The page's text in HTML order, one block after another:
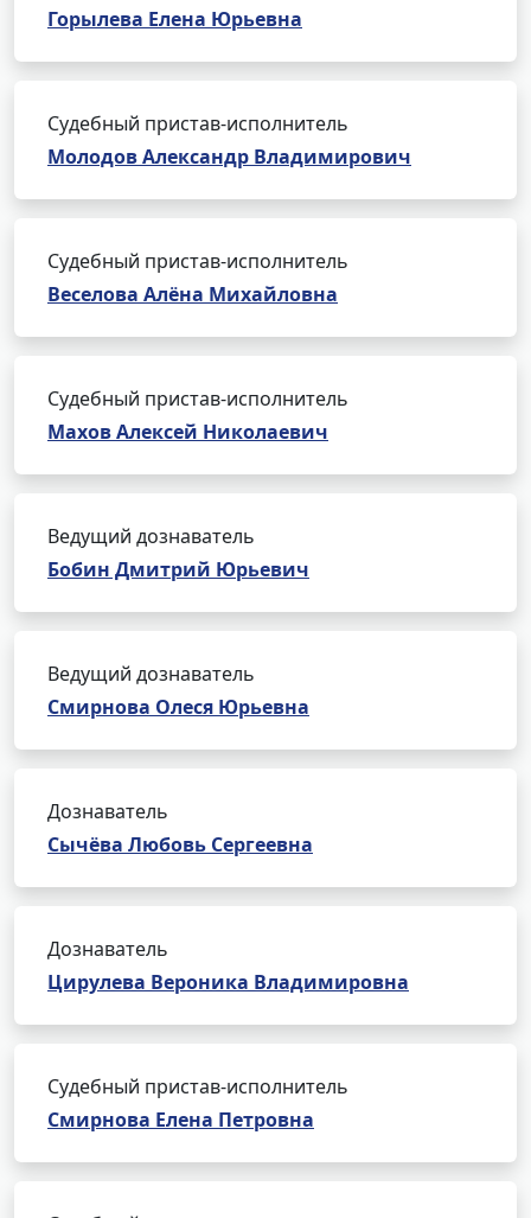
Горылева Елена Юрьевна
Судебный пристав-исполнитель
Молодов Александр Владимирович
Судебный пристав-исполнитель
Веселова Алёна Михайловна
Судебный пристав-исполнитель
Махов Алексей Николаевич
Ведущий дознаватель
Бобин Дмитрий Юрьевич
Ведущий дознаватель
Смирнова Олеся Юрьевна
Дознаватель
Сычёва Любовь Сергеевна
Дознаватель
Цирулева Вероника Владимировна
Судебный пристав-исполнитель
Смирнова Елена Петровна